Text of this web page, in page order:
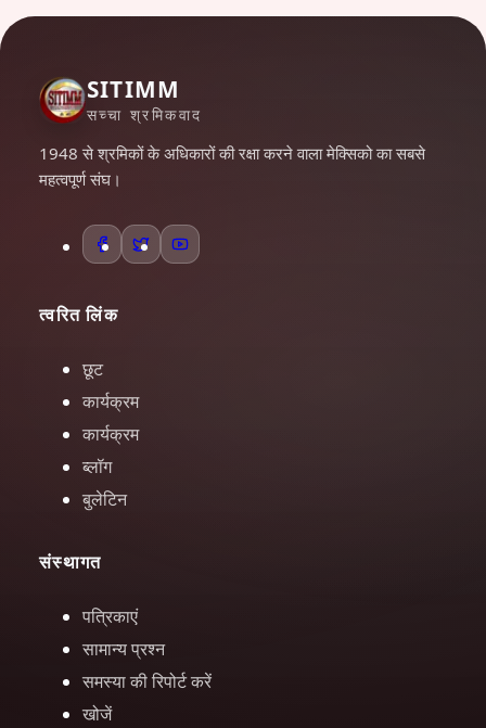
SITIMM
सच्चा श्रमिकवाद
1948 से श्रमिकों के अधिकारों की रक्षा करने वाला मेक्सिको का सबसे
महत्वपूर्ण संघ।
त्वरित लिंक
छूट
कार्यक्रम
कार्यक्रम
ब्लॉग
बुलेटिन
संस्थागत
पत्रिकाएं
सामान्य प्रश्न
समस्या की रिपोर्ट करें
खोजें